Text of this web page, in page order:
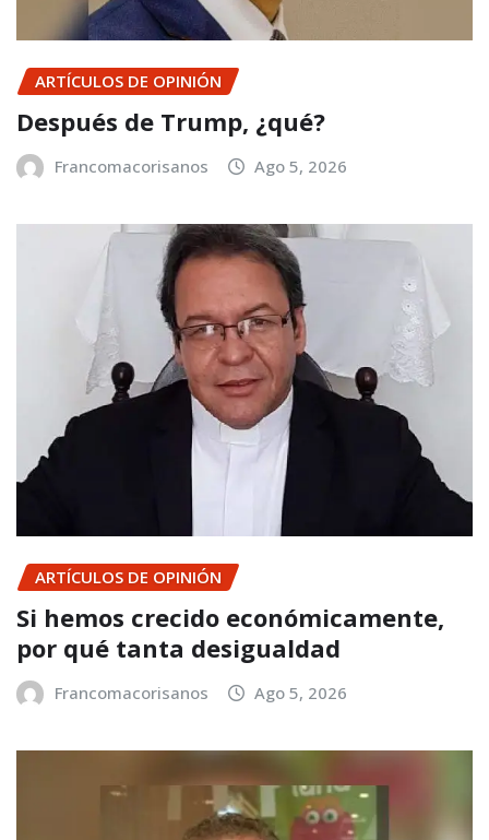
ARTÍCULOS DE OPINIÓN
Después de Trump, ¿qué?
Francomacorisanos Ago 5, 2026
ARTÍCULOS DE OPINIÓN
Si hemos crecido económicamente,
por qué tanta desigualdad
Francomacorisanos Ago 5, 2026